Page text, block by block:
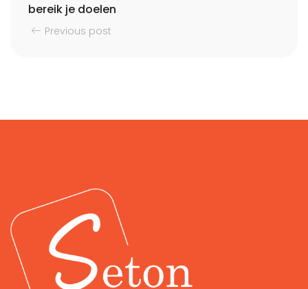
bereik je doelen
Previous post